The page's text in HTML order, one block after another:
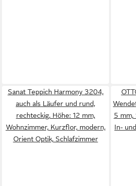
Sanat Teppich Harmony 3204,
auch als Läufer und rund,
rechteckig, Höhe: 12 mm,
Wohnzimmer, Kurzflor, modern,
Orient Optik, Schlafzimmer
5 mm,
In-